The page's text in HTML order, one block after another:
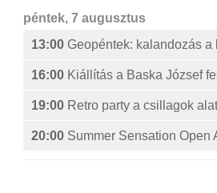
péntek, 7 augusztus
13:00 Geopéntek: kalandozás
16:00 Kiállítás a Baska József
19:00 Retro party a csillagok
20:00 Summer Sensation